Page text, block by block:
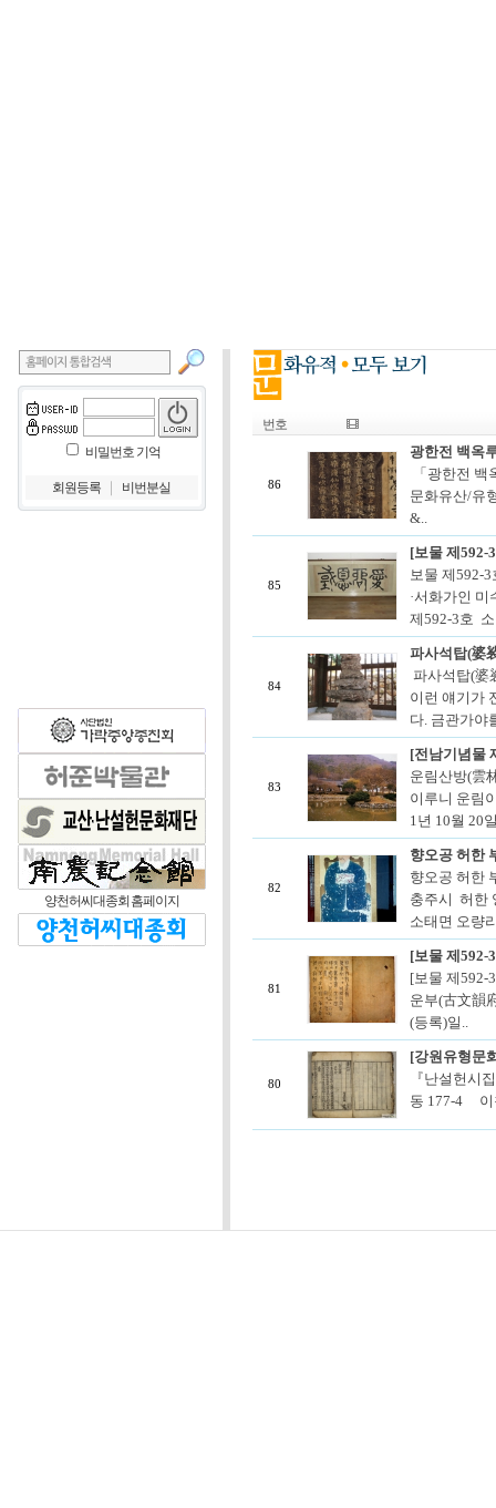
비밀번호 기억
회원등록 비번분실
양천허씨대종회 홈페이지
번호
86
광한전 백옥
「광한전
문화유산/유
&..
85
[보물 제592-
보물 제592-
·서화가인
제592-3호
84
파사석탑(婆
파사석탑(婆
이런 얘기가
다. 금관가야
83
[전남기념물
운림산방(雲
이루니 운림
1년 10월 20
82
향오공 허한
향오공 허한
충주시 허한
소태면 오량
81
[보물 제592-
[보물 제
운부(古文韻
(등록)일..
80
[강원유형문
『난설헌시
동 177-4 이